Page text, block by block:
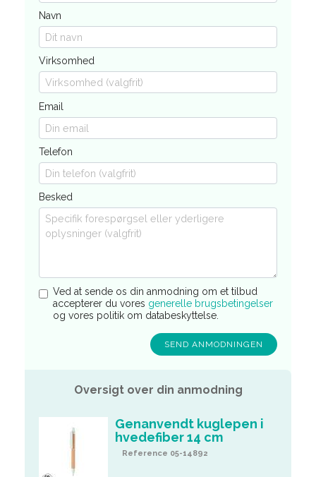
Navn
Virksomhed
Email
Telefon
Besked
Ved at sende os din anmodning om et tilbud
accepterer du vores generelle brugsbetingelser
og vores politik om databeskyttelse.
Oversigt over din anmodning
Genanvendt kuglepen i
hvedefiber 14 cm
Reference 05-14892